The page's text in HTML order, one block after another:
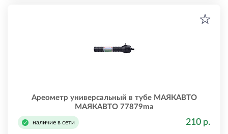
Ареометр универсальный в тубе МАЯКАВТО
МАЯКАВТО 77879ma
наличие в сети 210 р.